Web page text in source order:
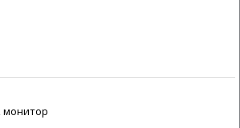
,монитор